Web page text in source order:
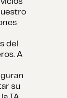
del
A
su